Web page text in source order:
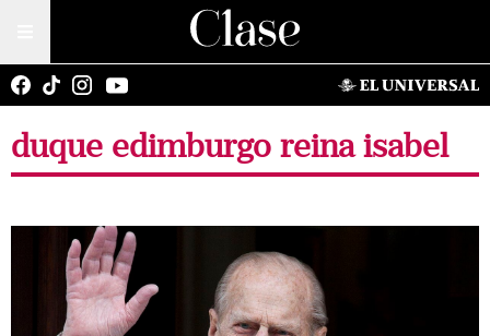
duque edimburgo reina isabel